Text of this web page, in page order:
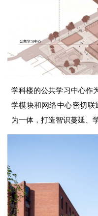
学科楼的公共学习中心作
学模块和网络中心密切
为一体，打造智识蔓延、